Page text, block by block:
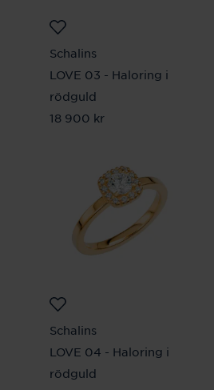
Schalins
LOVE 03 - Haloring i
rödguld
Pris:18 900 kr
18 900 kr
Schalins
LOVE 04 - Haloring i
rödguld